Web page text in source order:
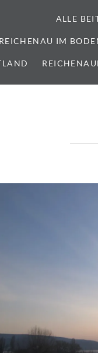
ALLE
IM